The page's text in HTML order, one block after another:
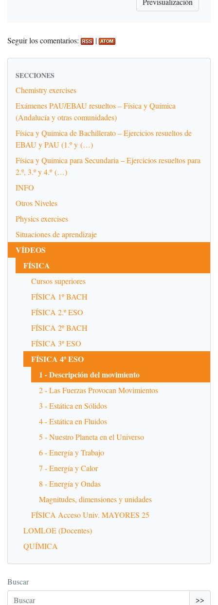
Seguir los comentarios: |
SECCIONES
Chemistry exercises
Exámenes PAU/EBAU resueltos – Física y Química
(Andalucía y otras comunidades)
Física y Química de Bachillerato – Ejercicios resueltos de
EBAU y PAU (1.º y (…)
Física y Química para Secundaria – Ejercicios resueltos para
2.º, 3.º y 4.º (…)
INFO
Otros Niveles
Physics exercises
Situaciones de aprendizaje
VÍDEOS
FÍSICA
Cursos superiores
FÍSICA 1º BACH
FÍSICA 2.º ESO
FÍSICA 2º BACH
FÍSICA 3º ESO
FÍSICA 4º ESO
1 - Descripción del movimiento
2 - Las Fuerzas Provocan Movimientos
3 - Estática en Sólidos
4 - Estática en Fluidos
5 - Nuestro Planeta en el Universo
6 - Energía y Trabajo
7 - Energía y Calor
8 - Energía y Ondas
Magnitudes, dimensiones y unidades
FÍSICA Acceso Univ. MAYORES 25
LOMLOE (Docentes)
QUÍMICA
Buscar
>>